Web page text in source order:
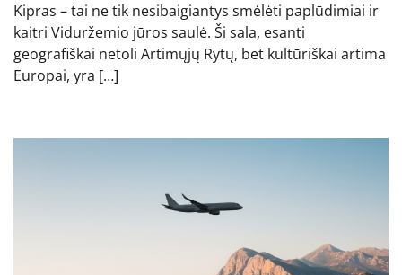
Kipras – tai ne tik nesibaigiantys smėlėti paplūdimiai ir
kaitri Viduržemio jūros saulė. Ši sala, esanti
geografiškai netoli Artimųjų Rytų, bet kultūriškai artima
Europai, yra […]